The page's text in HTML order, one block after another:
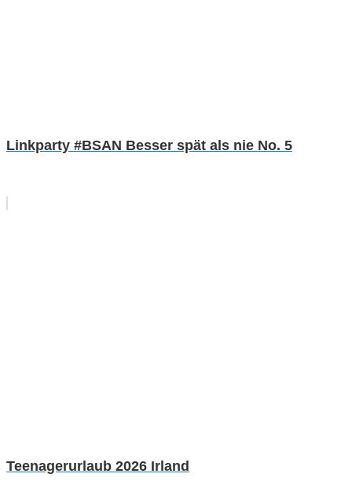
Linkparty #BSAN Besser spät als nie No. 5
Teenagerurlaub 2026 Irland